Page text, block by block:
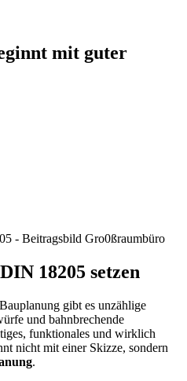
mit guter
18205 setzen
gibt es unzählige
und bahnbrechende
funktionales und wirklich
nicht mit einer Skizze, sondern
.